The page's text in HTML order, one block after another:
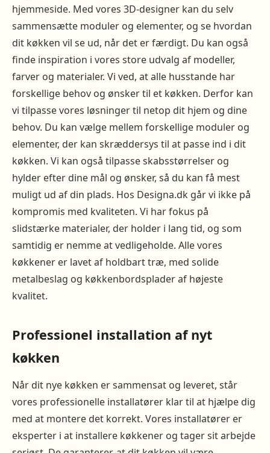
hjemmeside. Med vores 3D-designer kan du selv
sammensætte moduler og elementer, og se hvordan
dit køkken vil se ud, når det er færdigt. Du kan også
finde inspiration i vores store udvalg af modeller,
farver og materialer. Vi ved, at alle husstande har
forskellige behov og ønsker til et køkken. Derfor kan
vi tilpasse vores løsninger til netop dit hjem og dine
behov. Du kan vælge mellem forskellige moduler og
elementer, der kan skræddersys til at passe ind i dit
køkken. Vi kan også tilpasse skabsstørrelser og
hylder efter dine mål og ønsker, så du kan få mest
muligt ud af din plads. Hos Designa.dk går vi ikke på
kompromis med kvaliteten. Vi har fokus på
slidstærke materialer, der holder i lang tid, og som
samtidig er nemme at vedligeholde. Alle vores
køkkener er lavet af holdbart træ, med solide
metalbeslag og køkkenbordsplader af højeste
kvalitet.
Professionel installation af nyt
køkken
Når dit nye køkken er sammensat og leveret, står
vores professionelle installatører klar til at hjælpe dig
med at montere det korrekt. Vores installatører er
eksperter i at installere køkkener og tager sit arbejde